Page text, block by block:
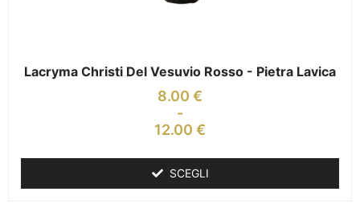
Lacryma Christi Del Vesuvio Rosso - Pietra Lavica
8.00 €
-
12.00 €
SCEGLI